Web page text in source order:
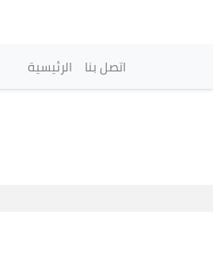
Navegación
الرئيسية اتصل بنا